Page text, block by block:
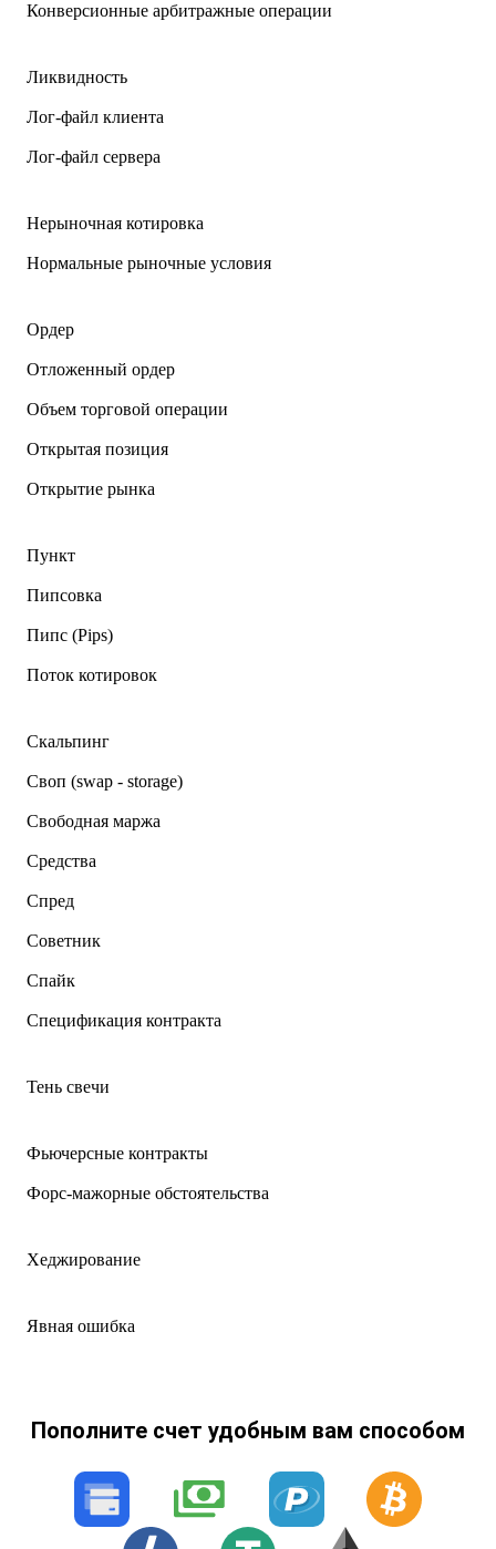
Конверсионные арбитражные операции
Ликвидность
Лог-файл клиента
Лог-файл сервера
Нерыночная котировка
Нормальные рыночные условия
Ордер
Отложенный ордер
Объем торговой операции
Открытая позиция
Открытие рынка
Пункт
Пипсовка
Пипс (Pips)
Поток котировок
Скальпинг
Своп (swap - storage)
Свободная маржа
Средства
Спред
Советник
Спайк
Спецификация контракта
Тень свечи
Фьючерсные контракты
Форс-мажорные обстоятельства
Хеджирование
Явная ошибка
Пополните счет удобным вам способом